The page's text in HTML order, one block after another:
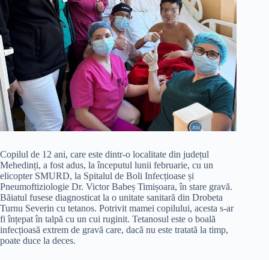
Copilul de 12 ani, care este dintr-o localitate din județul
Mehedinți, a fost adus, la începutul lunii februarie, cu un
elicopter SMURD, la Spitalul de Boli Infecțioase și
Pneumoftiziologie Dr. Victor Babeș Timișoara, în stare gravă.
Băiatul fusese diagnosticat la o unitate sanitară din Drobeta
Turnu Severin cu tetanos. Potrivit mamei copilului, acesta s-ar
fi înțepat în talpă cu un cui ruginit. Tetanosul este o boală
infecțioasă extrem de gravă care, dacă nu este tratată la timp,
poate duce la deces.